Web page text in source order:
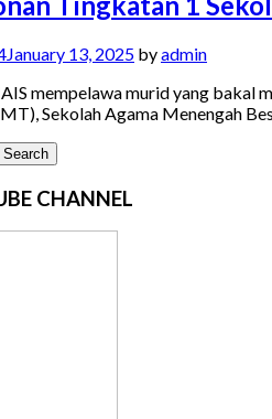
January 13, 2025 byadmin
mempelawa murid yang
Sekolah Agama Menengah
CHANNEL